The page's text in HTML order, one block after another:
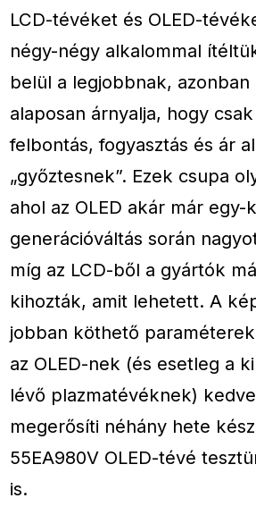
LCD-tévéket és OLED-
négy-négy alkalommal
belül a legjobbnak, azonban
alaposan árnyalja, hogy
felbontás, fogyasztás és ár
„győztesnek”. Ezek csupa
ahol az OLED akár már egy-
generációváltás során
míg az LCD-ből a gyártók
kihozták, amit lehetett. A
jobban köthető
az OLED-nek (és esetleg a
lévő plazmatévéknek)
megerősíti néhány hete
55EA980V OLED-tévé
is.